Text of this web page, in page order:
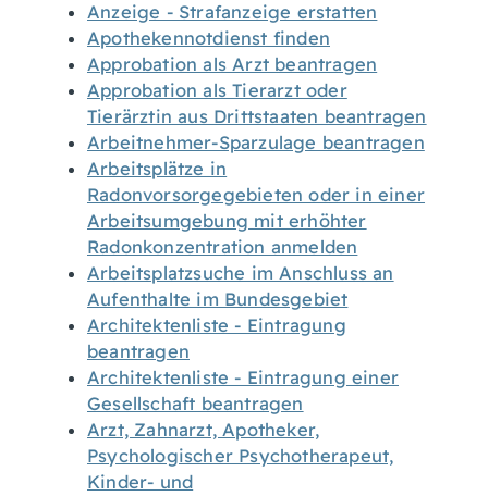
Anzeige - Strafanzeige erstatten
Apothekennotdienst finden
Approbation als Arzt beantragen
Approbation als Tierarzt oder
Tierärztin aus Drittstaaten beantragen
Arbeitnehmer-Sparzulage beantragen
Arbeitsplätze in
Radonvorsorgegebieten oder in einer
Arbeitsumgebung mit erhöhter
Radonkonzentration anmelden
Arbeitsplatzsuche im Anschluss an
Aufenthalte im Bundesgebiet
Architektenliste - Eintragung
beantragen
Architektenliste - Eintragung einer
Gesellschaft beantragen
Arzt, Zahnarzt, Apotheker,
Psychologischer Psychotherapeut,
Kinder- und